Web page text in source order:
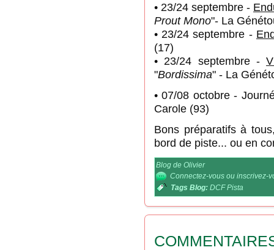
• 23/24 septembre -
Prout Mono"- La
• 23/24 septembre -
(17)
• 23/24 septembre -
"Bordissima" - La
• 07/08 octobre -
Carole (93)
Bons préparatifs à
bord de piste... ou en
Blog de Olivier
Connectez-vous ou inscrivez-
Tags Blog: DCF Pista